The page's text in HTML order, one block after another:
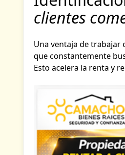
clientes
Una ventaja de trabajar
que constantemente
Esto acelera la renta y